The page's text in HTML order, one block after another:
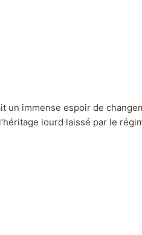
un immense espoir de
lourd laissé par le